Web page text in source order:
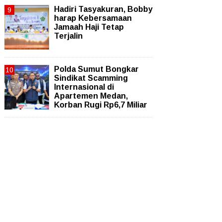
Hadiri Tasyakuran, Bobby
harap Kebersamaan
Jamaah Haji Tetap
Terjalin
Polda Sumut Bongkar
Sindikat Scamming
Internasional di
Apartemen Medan,
Korban Rugi Rp6,7 Miliar